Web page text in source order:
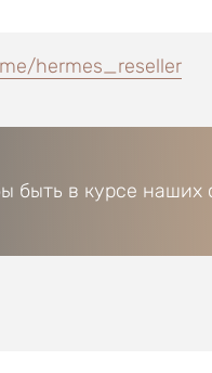
hermes_reseller
быть в курсе